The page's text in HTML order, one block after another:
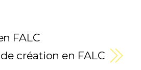
FALC
création en FALC